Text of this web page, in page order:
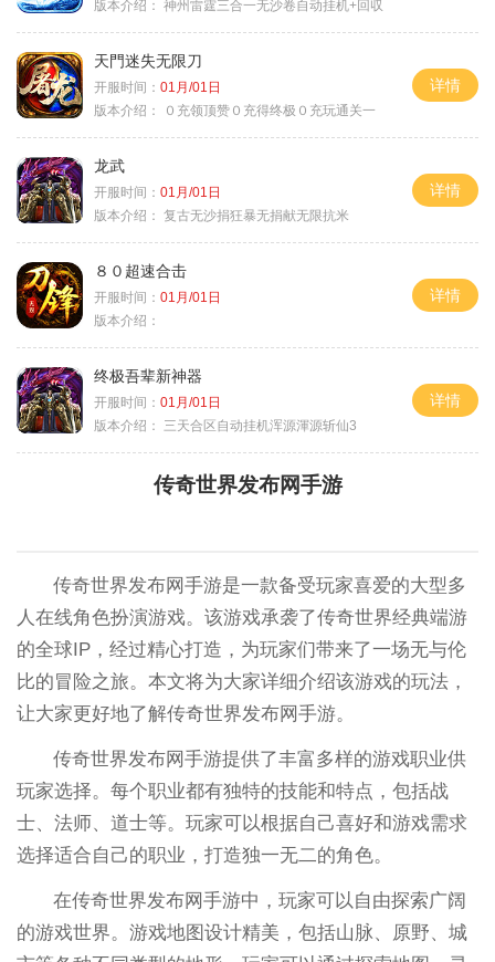
版本介绍： 神州雷霆三合一无沙卷自动挂机+回収
天門迷失无限刀
开服时间： 01月/01日
版本介绍：
０充领顶赞０充得终极０充玩通关一
详情
龙武
开服时间： 01月/01日
版本介绍： 复古无沙捐狂暴无捐献无限抗米
详情
８０超速合击
开服时间： 01月/01日
版本介绍：
详情
终极吾辈新神器
开服时间： 01月/01日
版本介绍：
三天合区自动挂机浑源渾源斩仙3
详情
传奇世界发布网手游
传奇世界发布网手游是一款备受玩家喜爱的大型多
人在线角色扮演游戏。该游戏承袭了传奇世界经典端游
的全球IP，经过精心打造，为玩家们带来了一场无与伦
比的冒险之旅。本文将为大家详细介绍该游戏的玩法，
让大家更好地了解传奇世界发布网手游。
传奇世界发布网手游提供了丰富多样的游戏职业供
玩家选择。每个职业都有独特的技能和特点，包括战
士、法师、道士等。玩家可以根据自己喜好和游戏需求
选择适合自己的职业，打造独一无二的角色。
在传奇世界发布网手游中，玩家可以自由探索广阔
的游戏世界。游戏地图设计精美，包括山脉、原野、城